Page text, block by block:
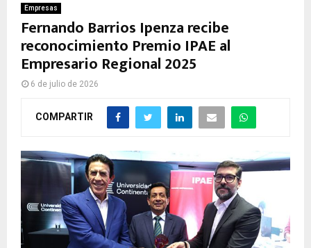
Empresas
Fernando Barrios Ipenza recibe
reconocimiento Premio IPAE al
Empresario Regional 2025
6 de julio de 2026
COMPARTIR